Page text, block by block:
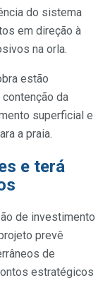
do sistema
em direção à
na orla.
estão
da
superficial e
a praia.
e terá
de investimento
prevê
de
estratégicos